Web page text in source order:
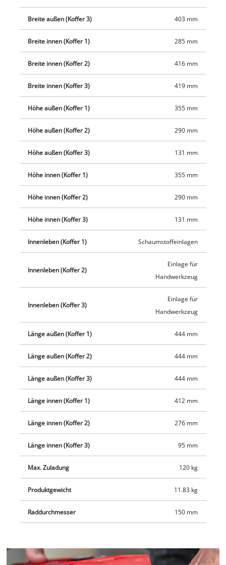
einfache Handhabung. Die transparenten Sichtfenster an den
Deckeln ermöglichen eine klare Beschriftung des Inhalts,
sodass in der rollenden Werkstatt alles seinen Platz hat. Der
Einhell E-Case Rolling Workshop SEALED ist die ideale Lösung
für Profis und ambitionierte Heimwerker, die Wert auf
Ordnung, Schutz und Mobilität legen. Gestapelt zum
40 cm breit und 70 cm hoch.
Breite außen (Koffer 3) 403 mm
Breite innen (Koffer 1) 285 mm
Breite innen (Koffer 2) 416 mm
Breite innen (Koffer 3) 419 mm
Höhe außen (Koffer 1) 355 mm
Höhe außen (Koffer 2) 290 mm
Höhe außen (Koffer 3) 131 mm
Höhe innen (Koffer 1) 355 mm
Höhe innen (Koffer 2) 290 mm
Höhe innen (Koffer 3) 131 mm
Innenleben (Koffer 1) Schaumstoffeinlagen
Innenleben (Koffer 2)
Einlage für
Handwerkzeug
Innenleben (Koffer 3)
Einlage für
Handwerkzeug
Länge außen (Koffer 1) 444 mm
Länge außen (Koffer 2) 444 mm
Länge außen (Koffer 3) 444 mm
Länge innen (Koffer 1) 412 mm
Länge innen (Koffer 2) 276 mm
Länge innen (Koffer 3) 95 mm
Max. Zuladung 120 kg
Produktgewicht 11.83 kg
Raddurchmesser 150 mm